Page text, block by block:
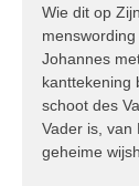
Wie dit op
Johannes
kanttekening
schoot des
Vader is, van
geheime